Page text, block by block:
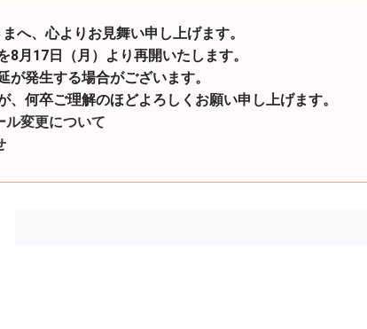
へ、心よりお見舞い申し上げます。
日（月）より再開いたします。
生する場合がございます。
ご理解のほどよろしくお願い申し上げます。
ル変更について